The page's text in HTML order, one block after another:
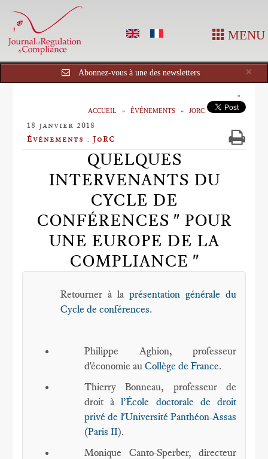
MENU
×
Abonnez-vous à une des newsletters
ACCUEIL ÉVÉNEMENTS JORC
18 janvier 2018
Événements : JoRC
QUELQUES
INTERVENANTS DU
CYCLE DE
CONFÉRENCES " POUR
UNE EUROPE DE LA
COMPLIANCE "
Retourner à la présentation générale du
Cycle de conférences.
Philippe Aghion, professeur
d'économie auCollège de France.
Thierry Bonneau, professeur de
droit àl’École doctorale de droit
privé de l'Université Panthéon-Assas
(Paris II).
Monique Canto-Sperber, directeur